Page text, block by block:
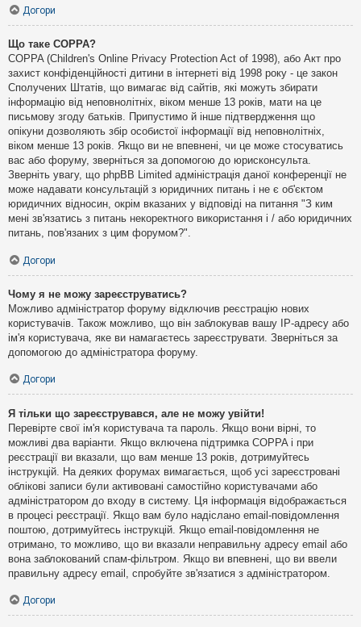
Догори
Що таке COPPA?
COPPA (Children's Online Privacy Protection Act of 1998), або Акт про
захист конфіденційності дитини в інтернеті від 1998 року - це закон
Сполучених Штатів, що вимагає від сайтів, які можуть збирати
інформацію від неповнолітніх, віком менше 13 років, мати на це
письмову згоду батьків. Припустимо й інше підтвердження що
опікуни дозволяють збір особистої інформації від неповнолітніх,
віком менше 13 років. Якщо ви не впевнені, чи це може стосуватись
вас або форуму, зверніться за допомогою до юрисконсульта.
Зверніть увагу, що phpBB Limited адміністрація даної конференції не
може надавати консультацій з юридичних питань і не є об'єктом
юридичних відносин, окрім вказаних у відповіді на питання "З ким
мені зв'язатись з питань некоректного використання і / або юридичних
питань, пов'язаних з цим форумом?".
Догори
Чому я не можу зареєструватись?
Можливо адміністратор форуму відключив реєстрацію нових
користувачів. Також можливо, що він заблокував вашу IP-адресу або
ім'я користувача, яке ви намагаєтесь зареєструвати. Зверніться за
допомогою до адміністратора форуму.
Догори
Я тільки що зареєструвався, але не можу увійти!
Перевірте свої ім'я користувача та пароль. Якщо вони вірні, то
можливі два варіанти. Якщо включена підтримка COPPA і при
реєстрації ви вказали, що вам менше 13 років, дотримуйтесь
інструкцій. На деяких форумах вимагається, щоб усі зареєстровані
облікові записи були активовані самостійно користувачами або
адміністратором до входу в систему. Ця інформація відображається
в процесі реєстрації. Якщо вам було надіслано email-повідомлення
поштою, дотримуйтесь інструкцій. Якщо email-повідомлення не
отримано, то можливо, що ви вказали неправильну адресу email або
вона заблокований спам-фільтром. Якщо ви впевнені, що ви ввели
правильну адресу email, спробуйте зв'язатися з адміністратором.
Догори